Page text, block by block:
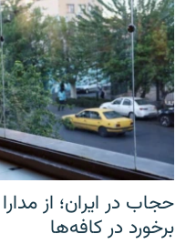
حجاب در ایران؛ از
برخورد در کافه‌ها